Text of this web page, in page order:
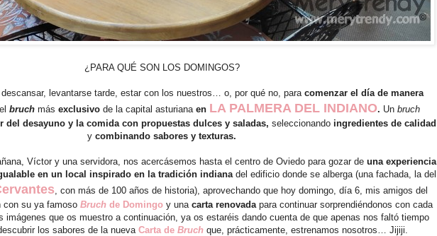
¿PARA QUÉ SON LOS DOMINGOS?
levantarse tarde, estar con los nuestros… o, por qué no, para comenzar el día de manera
bruch más exclusivo de la capital asturiana en LA PALMERA DEL INDIANO. Un bruch
del desayuno y la comida con propuestas dulces y saladas, seleccionando ingredientes de calidad
y combinando sabores y texturas.
Víctor y una servidora, nos acercásemos hasta el centro de Oviedo para gozar de una experiencia
en un local inspirado en la tradición indianadel edificio donde se alberga (una fachada, la del
, con más de 100 años de historia), aprovechando que hoy domingo, día 6, mis amigos del
con su ya famoso Bruch de Domingo y una carta renovadapara continuar sorprendiéndonos con cada
imágenes que os muestro a continuación, ya os estaréis dando cuenta de que apenas nos faltó tiempo
los sabores de la nueva Carta de Bruch que, prácticamente, estrenamos nosotros… Jijiji.